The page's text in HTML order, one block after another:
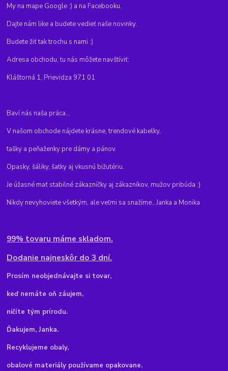
My na mape Google :) a na Facebooku.
Dajte nám like a budete vedieť naše novinky.
Budete žiť tak trochu s nami :)
Adresa obchodu, tu nás môžete navštíviť:
Kláštorná 1, Prievidza 971 01
Baví nás naša práca...
V našom obchode nájdete krásne, trendové kabelky,
tašky a peňaženky pre dámy a pánov.
Opasky, šáliky, šatky aj vkusnú bižutériu.
Je úžasné mať stabilné zákazníčky aj zákazníkov, mužov pribúda :)
Nikdy nevyhoviete všetkým, ale veľmi sa snažíme...Janka a Monika
99% tovaru máme skladom.
Dodanie najneskôr do 3 dní.
Prosím neobjednávajte si tovar,
keď nemáte oň záujem,
ničíte tým prírodu.
Ďakujem, Janka.
Recyklujeme obaly,
obalové materiály používame opakovane.